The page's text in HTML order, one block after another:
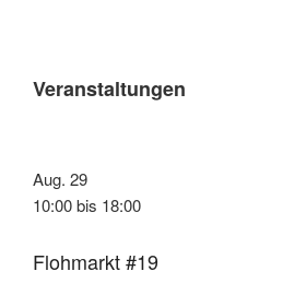
Veranstaltungen
Aug. 29
10:00bis 18:00
Flohmarkt #19